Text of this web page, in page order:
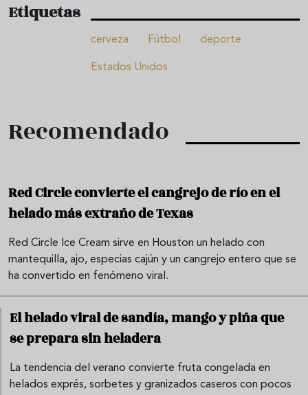
Etiquetas
cerveza Fútbol deporte
Estados Unidos
Recomendado
Red Circle convierte el cangrejo de río en el
helado más extraño de Texas
Red Circle Ice Cream sirve en Houston un helado con
mantequilla, ajo, especias cajún y un cangrejo entero que se
ha convertido en fenómeno viral.
El helado viral de sandía, mango y piña que
se prepara sin heladera
La tendencia del verano convierte fruta congelada en
helados exprés, sorbetes y granizados caseros con pocos